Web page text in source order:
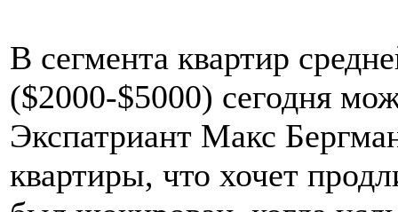
В сегмента квартир
($2000-$5000) сегодня
Экспатриант Макс
квартиры, что хочет